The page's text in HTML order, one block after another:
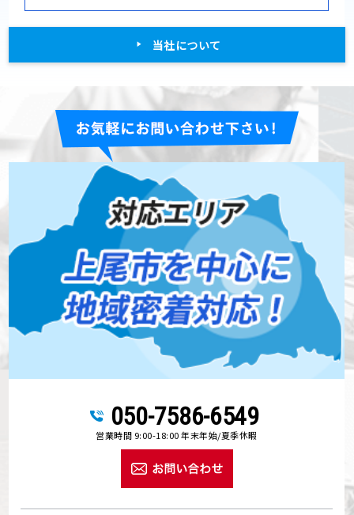
当社について
050-7586-6549
営業時間 9:00-18:00 年末年始/夏季休暇